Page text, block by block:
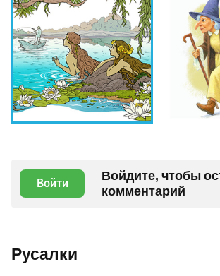
Войти
Войдите, чтобы
комментарий
Русалки